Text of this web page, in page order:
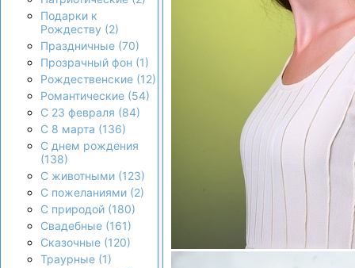
Подарки к
Рождеству (2)
Праздничные (70)
Прозрачный фон (1)
Рождественские (12)
Романтические (54)
С 23 февраля (84)
С 8 марта (136)
С днем рождения
(138)
С животными (123)
С пожеланиями (2)
С природой (180)
Свадебные (161)
Сказочные (120)
Траурные (1)